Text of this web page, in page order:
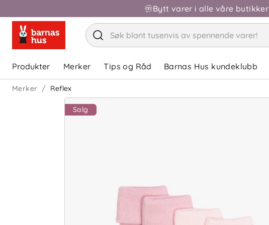
Bytt varer i alle våre butikker
Produkter Merker Tips og Råd Barnas Hus kundeklubb
Merker Reflex
Salg